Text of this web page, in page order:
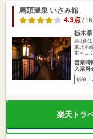
馬頭温泉 いさみ館
4.3点/ 16
栃木
烏山駅
東北本
車⇒コ
営業時
入浴料
宿泊
楽天トラ